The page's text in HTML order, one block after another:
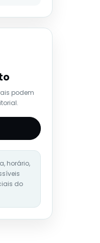
podem
horário,
do